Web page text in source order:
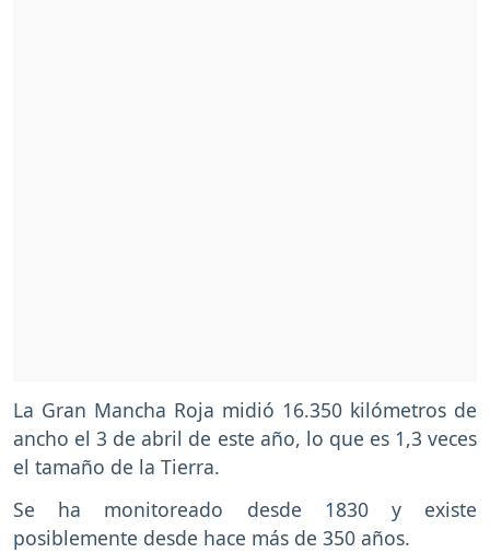
La Gran Mancha Roja midió 16.350 kilómetros de
ancho el 3 de abril de este año, lo que es 1,3 veces
el tamaño de la Tierra.
Se ha monitoreado desde 1830 y existe
posiblemente desde hace más de 350 años.